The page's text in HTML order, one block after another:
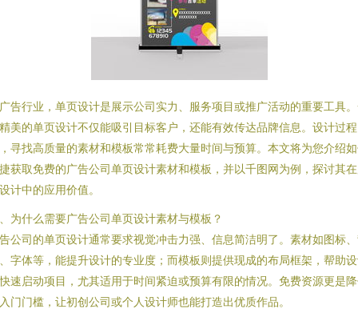
告行业，单页设计是展示公司实力、服务项目或推广活动的重要工具
美的单页设计不仅能吸引目标客户，还能有效传达品牌信息。设计过程
寻找高质量的素材和模板常常耗费大量时间与预算。本文将为您介绍
获取免费的广告公司单页设计素材和模板，并以千图网为例，探讨其
计中的应用价值。
为什么需要广告公司单页设计素材与模板？
公司的单页设计通常要求视觉冲击力强、信息简洁明了。素材如图标
字体等，能提升设计的专业度；而模板则提供现成的布局框架，帮助
速启动项目，尤其适用于时间紧迫或预算有限的情况。免费资源更是
门门槛，让初创公司或个人设计师也能打造出优质作品。